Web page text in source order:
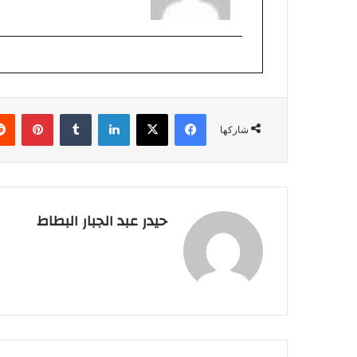
شاركها
فيسبوك ‫X لينكدإن
حيدر عبد الجبار البطاط